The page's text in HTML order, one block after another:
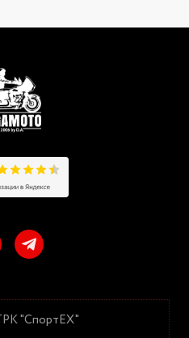
"СпортЕХ"